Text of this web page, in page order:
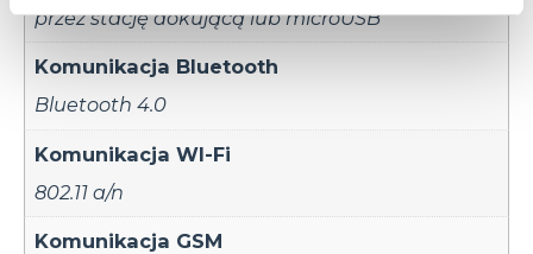
przez stację dokującą lub microUSB
Komunikacja Bluetooth
Bluetooth 4.0
Komunikacja WI-Fi
802.11 a/n
Komunikacja GSM